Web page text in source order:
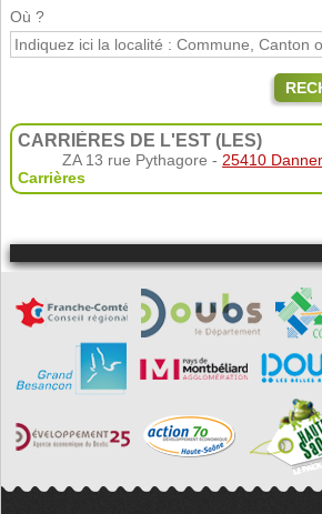
Où ?
CARRIÈRES DE L'EST (LES)
ZA 13 rue Pythagore - 25410
Carrières